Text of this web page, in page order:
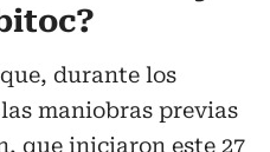
durante los
maniobras previas
que iniciaron este 27